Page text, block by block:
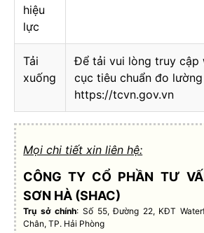
hiệu
lực
Tải
xuống
Để tải vui lòng truy cập
cục tiêu chuẩn đo
https://tcvn.gov.vn
Mọi chi tiết xin liên hệ:
CÔNG TY CỔ PHẦN TƯ
SƠN HÀ (SHAC)
Trụ sở chính: Số 55, Đường 22, KĐT
Chân, TP. Hải Phòng